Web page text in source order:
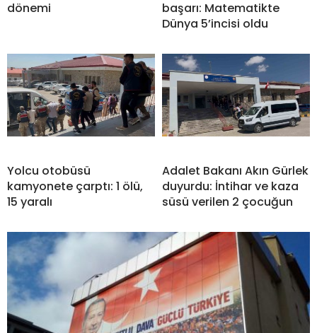
dönemi
başarı: Matematikte
Dünya 5’incisi oldu
Yolcu otobüsü
kamyonete çarptı: 1 ölü,
15 yaralı
Adalet Bakanı Akın Gürlek
duyurdu: İntihar ve kaza
süsü verilen 2 çocuğun